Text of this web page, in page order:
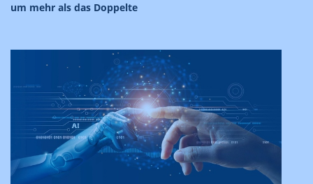
um mehr als das Doppelte